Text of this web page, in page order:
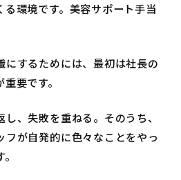
環境です。美容サポート手当
にするためには、最初は社長の
要です。
、失敗を重ねる。そのうち、
フが自発的に色々なことをやっ